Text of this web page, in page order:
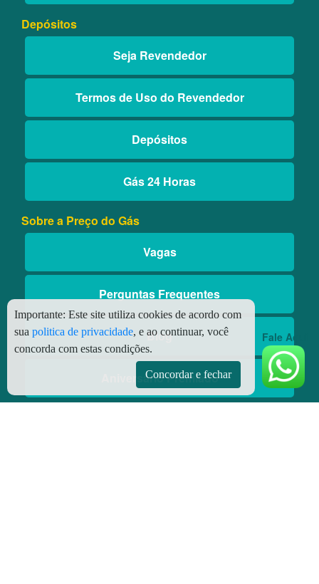
Fale Aqui
Depósitos
Seja Revendedor
Termos de Uso do Revendedor
Depósitos
Gás 24 Horas
Sobre a Preço do Gás
Vagas
Perguntas Frequentes
Blog
Aniversário Premiado
Importante: Este site utiliza cookies de acordo com
sua politica de privacidade, e ao continuar, você
concorda com estas condições.
Concordar e fechar